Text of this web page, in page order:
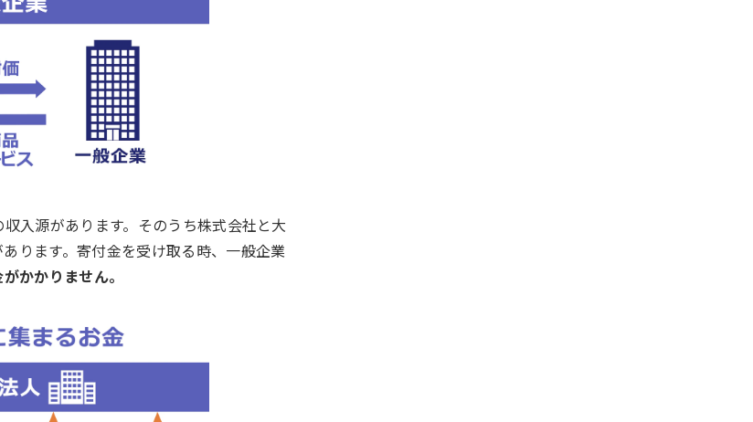
入源があります。そのうち株式会社と大
あります。寄付金を受け取る時、一般企業
かかりません。